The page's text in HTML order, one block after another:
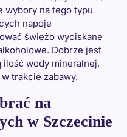
wybory na tego typu
napoje
świeżo wyciskane
Dobrze jest
ilość wody mineralnej,
trakcie zabawy.
na
w Szczecinie